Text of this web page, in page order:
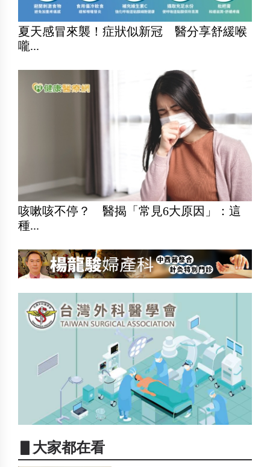
夏天感冒來襲！症狀似新冠 醫分享舒緩喉
嚨...
咳嗽咳不停？ 醫揭「常見6大原因」：這
種...
▋大家都在看